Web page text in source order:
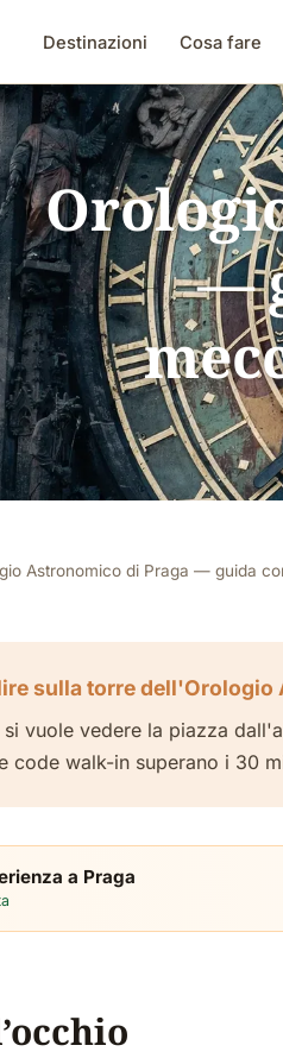
Destinazioni Cosa fare
—
Astronomico di Praga — guida
sulla torre dell'Orologio
vuole vedere la piazza
code walk-in superano i 30
a Praga